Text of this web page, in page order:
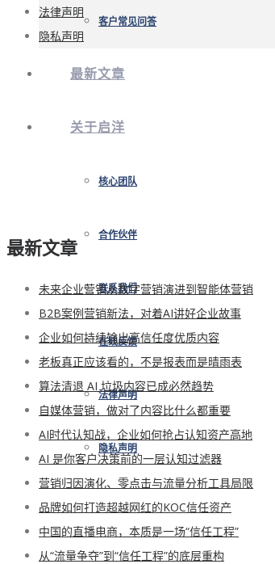
客户常见问答
最新文章
关于启洋
核心团队
合作伙伴
联系我们
在线反馈
法律声明
隐私声明
法律声明
隐私声明
最新文章
未来企业营销从数字营销演进到智能体营销
B2B案例营销新法，对着AI讲好企业故事
企业如何持续输出高信任度优质内容
老板真正应该看的，不是报表而是晴雨表
算法清退 AI 垃圾内容已成必然趋势
自媒体营销，做对了内容比什么都重要
AI时代认知战，企业如何抢占认知资产高地
AI 是你客户决策前的一层认知过滤器
营销归因演化、零点击与流量分析工具局限
品牌如何打造超越网红的KOC信任资产
中国的直播电商，本质是一场“信任工程”
从“流量争夺”到“信任工程”的底层重构